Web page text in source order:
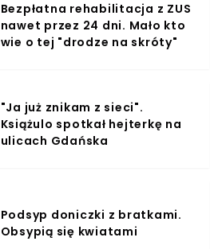
Bezpłatna rehabilitacja z ZUS
nawet przez 24 dni. Mało kto
wie o tej "drodze na skróty"
"Ja już znikam z sieci".
Książulo spotkał hejterkę na
ulicach Gdańska
Podsyp doniczki z bratkami.
Obsypią się kwiatami